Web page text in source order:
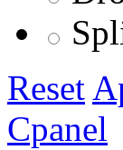
Reset
Cpanel